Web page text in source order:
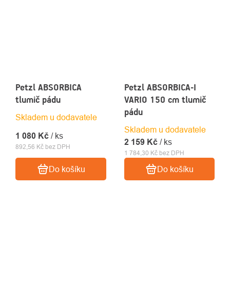
Petzl ABSORBICA
tlumič pádu
Skladem u dodavatele
892,56 Kč bez DPH
1 080 Kč / ks
Do košíku
Petzl ABSORBICA-I
VARIO 150 cm tlumič
pádu
Skladem u dodavatele
1 784,30 Kč bez DPH
2 159 Kč / ks
Do košíku